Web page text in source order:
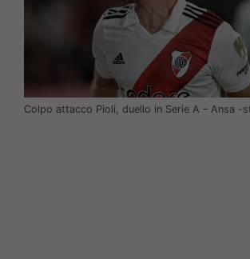
Colpo attacco Pioli, duello in Serie A – Ansa -